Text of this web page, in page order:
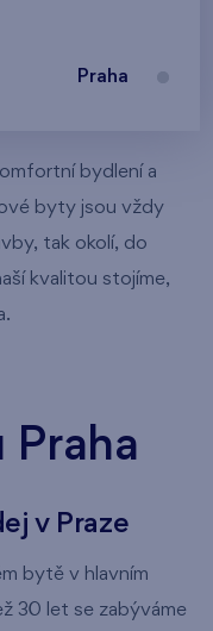
Praha
bydlení a
byty jsou vždy
tak okolí, do
kvalitou stojíme,
Praha
v Praze
bytě v hlavním
30 let se zabýváme